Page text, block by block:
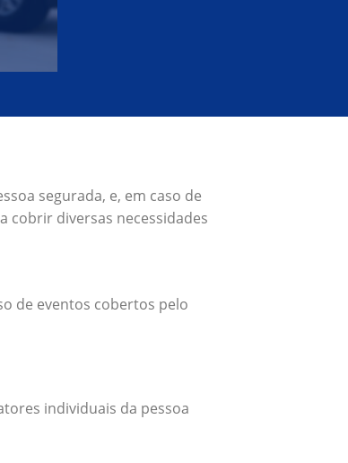
segurada, e, em caso de
cobrir diversas necessidades
de eventos cobertos pelo
individuais da pessoa